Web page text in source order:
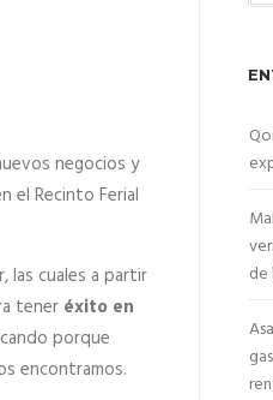
negocios y
el Recinto Ferial
las cuales a partir
tener éxito en
porque
encontramos.
de